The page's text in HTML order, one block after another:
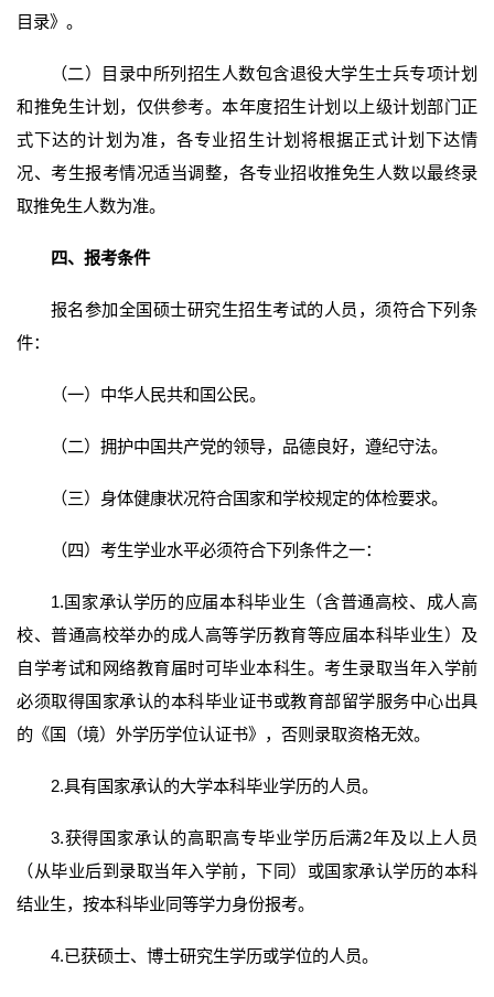
目录》。
（二）目录中所列招生人数包含退役大学生士兵专项计划
和推免生计划，仅供参考。本年度招生计划以上级计划部门正
式下达的计划为准，各专业招生计划将根据正式计划下达情
况、考生报考情况适当调整，各专业招收推免生人数以最终录
取推免生人数为准。
四、报考条件
报名参加全国硕士研究生招生考试的人员，须符合下列条
件：
（一）中华人民共和国公民。
（二）拥护中国共产党的领导，品德良好，遵纪守法。
（三）身体健康状况符合国家和学校规定的体检要求。
（四）考生学业水平必须符合下列条件之一：
1.国家承认学历的应届本科毕业生（含普通高校、成人高
校、普通高校举办的成人高等学历教育等应届本科毕业生）及
自学考试和网络教育届时可毕业本科生。考生录取当年入学前
必须取得国家承认的本科毕业证书或教育部留学服务中心出具
的《国（境）外学历学位认证书》，否则录取资格无效。
2.具有国家承认的大学本科毕业学历的人员。
3.获得国家承认的高职高专毕业学历后满2年及以上人员
（从毕业后到录取当年入学前，下同）或国家承认学历的本科
结业生，按本科毕业同等学力身份报考。
4.已获硕士、博士研究生学历或学位的人员。